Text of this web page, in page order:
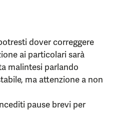
dover correggere
ai particolari sarà
malintesi parlando
ma attenzione a non
pause brevi per